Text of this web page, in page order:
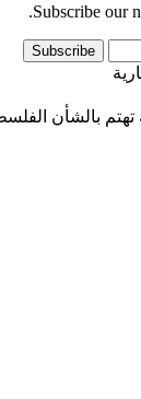
Subscribe our
Subscribe
بالشأن